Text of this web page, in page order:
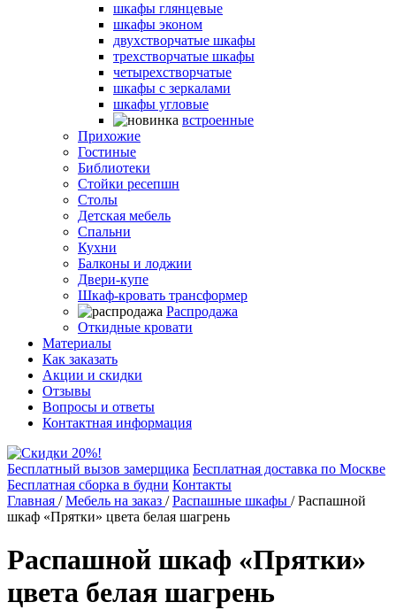
шкафы глянцевые
шкафы эконом
двухстворчатые шкафы
трехстворчатые шкафы
четырехстворчатые
шкафы с зеркалами
шкафы угловые
встроенные
Прихожие
Гостиные
Библиотеки
Стойки ресепшн
Столы
Детская мебель
Спальни
Кухни
Балконы и лоджии
Двери-купе
Шкаф-кровать трансформер
Распродажа
Откидные кровати
Материалы
Как заказать
Акции и скидки
Отзывы
Вопросы и ответы
Контактная информация
Бесплатный вызов замерщика Бесплатная доставка по Москве
Бесплатная сборка в будни Контакты
Главная /Мебель на заказ /Распашные шкафы /Распашной
шкаф «Прятки» цвета белая шагрень
Распашной шкаф «Прятки»
цвета белая шагрень